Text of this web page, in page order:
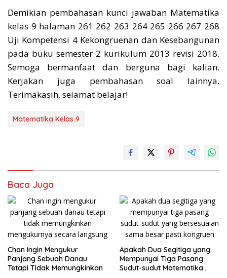
Demikian pembahasan kunci jawaban Matematika
kelas 9 halaman 261 262 263 264 265 266 267 268
Uji Kompetensi 4 Kekongruenan dan Kesebangunan
pada buku semester 2 kurikulum 2013 revisi 2018.
Semoga bermanfaat dan berguna bagi kalian.
Kerjakan juga pembahasan soal lainnya.
Terimakasih, selamat belajar!
Matematika Kelas 9
Baca Juga
Chan Ingin Mengukur
Panjang Sebuah Danau
Tetapi Tidak Memungkinkan
Apakah Dua Segitiga yang
Mempunyai Tiga Pasang
Sudut-sudut Matematika